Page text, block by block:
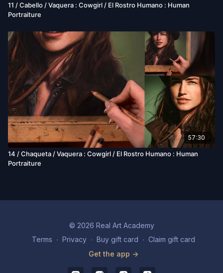
11 / Cabello / Vaquera : Cowgirl / El Rostro Humano : Human
Portraiture
57:30
14 / Chaqueta / Vaquera : Cowgirl / El Rostro Humano : Human
Portraiture
© 2026 Real Art Academy
Terms ∙ Privacy ∙ Buy gift card ∙ Claim gift card
Get the app ->